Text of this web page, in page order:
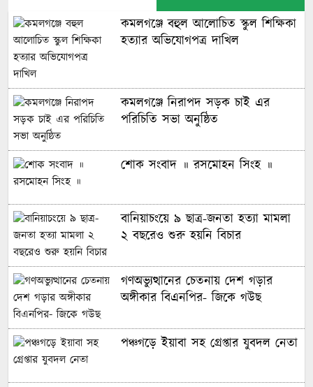
কমলগঞ্জে বহুল আলোচিত স্কুল শিক্ষিকা
হত্যার অভিযোগপত্র দাখিল
কমলগঞ্জে নিরাপদ সড়ক চাই এর
পরিচিতি সভা অনুষ্ঠিত
শোক সংবাদ ॥ রসমোহন সিংহ ॥
বানিয়াচংয়ে ৯ ছাত্র-জনতা হত্যা মামলা
২ বছরেও শুরু হয়নি বিচার
গণঅভ্যুত্থানের চেতনায় দেশ গড়ার
অঙ্গীকার বিএনপির- জিকে গউছ
পঞ্চগড়ে ইয়াবা সহ গ্রেপ্তার যুবদল নেতা